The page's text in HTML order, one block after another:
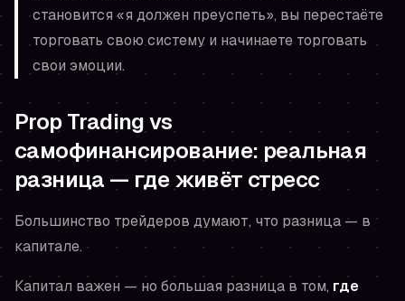
становится «я должен преуспеть», вы перестаёте
торговать свою систему и начинаете торговать
свои эмоции.
Prop Trading vs
самофинансирование: реальная
разница — где живёт стресс
Большинство трейдеров думают, что разница — в
капитале.
Капитал важен — но большая разница в том, где